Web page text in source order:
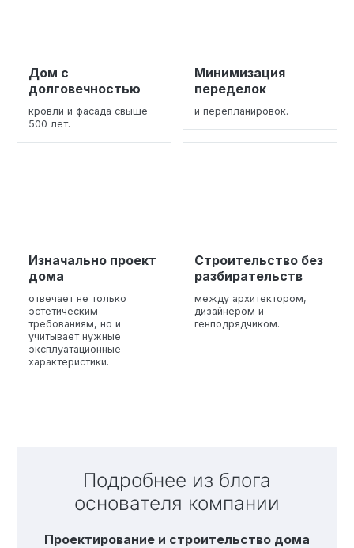
Дом с
долговечностью
кровли и фасада свыше
500 лет.
Минимизация
переделок
и перепланировок.
Изначально проект
дома
отвечает не только
эстетическим
требованиям, но и
учитывает нужные
эксплуатационные
характеристики.
Строительство без
разбирательств
между архитектором,
дизайнером и
генподрядчиком.
Подробнее из блога
основателя компании
Проектирование и строительство дома